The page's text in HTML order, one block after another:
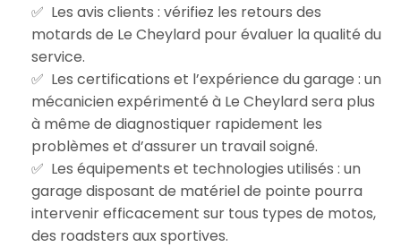
Les avis clients : vérifiez les retours des
motards de Le Cheylard pour évaluer la qualité du
service.
Les certifications et l’expérience du garage : un
mécanicien expérimenté à Le Cheylard sera plus
à même de diagnostiquer rapidement les
problèmes et d’assurer un travail soigné.
Les équipements et technologies utilisés : un
garage disposant de matériel de pointe pourra
intervenir efficacement sur tous types de motos,
des roadsters aux sportives.